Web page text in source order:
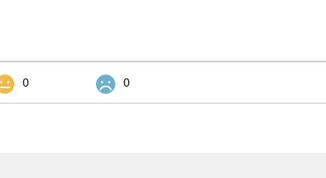
0 0